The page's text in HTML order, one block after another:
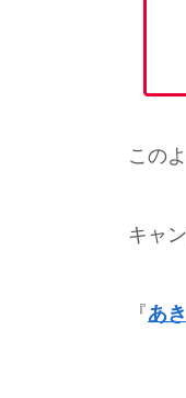
この
キャ
『あ